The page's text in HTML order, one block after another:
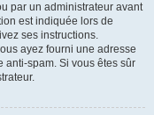
par un administrateur avant
est indiquée lors de
ses instructions.
ayez fourni une adresse
anti-spam. Si vous êtes sûr